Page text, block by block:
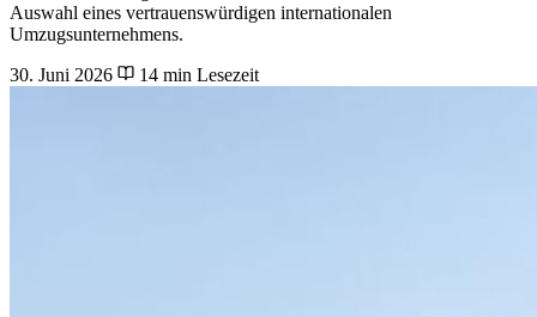
Auswahl eines vertrauenswürdigen internationalen
Umzugsunternehmens.
30. Juni 2026
14 min Lesezeit